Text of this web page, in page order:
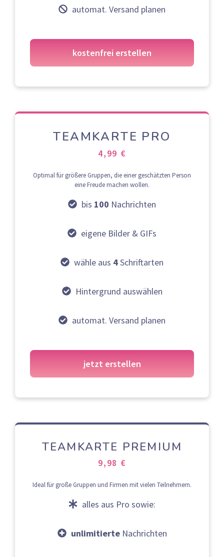
automat. Versand planen
kostenfrei erstellen
TEAMKARTE PRO
4,99 €
Optimal für größere Gruppen, die einer geschätzten Person
eine Freude machen wollen.
bis 100 Nachrichten
eigene Bilder & GIFs
wähle aus 4Schriftarten
Hintergrund auswählen
automat. Versand planen
jetzt erstellen
TEAMKARTE PREMIUM
9,98 €
Ideal für große Gruppen und Firmen mit vielen Teilnehmern.
alles aus Pro sowie:
unlimitierteNachrichten